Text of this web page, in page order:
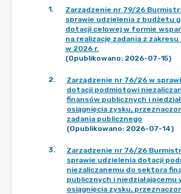
1.
Zarządzenie nr 79/26
sprawie udzielenia z budżetu
dotacji celowej w formie
na realizację zadania z
w 2026 r.
(Opublikowano: 2026-07-15)
2.
Zarządzenie nr 76/26 w
dotacji podmiotowi
finansów publicznych i
osiągnięcia zysku,
zadania publicznego
(Opublikowano: 2026-07-14)
3.
Zarzadzenie nr 76/26
sprawie udzielenia dotacji
niezaliczanemu do sektora
publicznych i niedziałającemu
osiągnięcia zysku,